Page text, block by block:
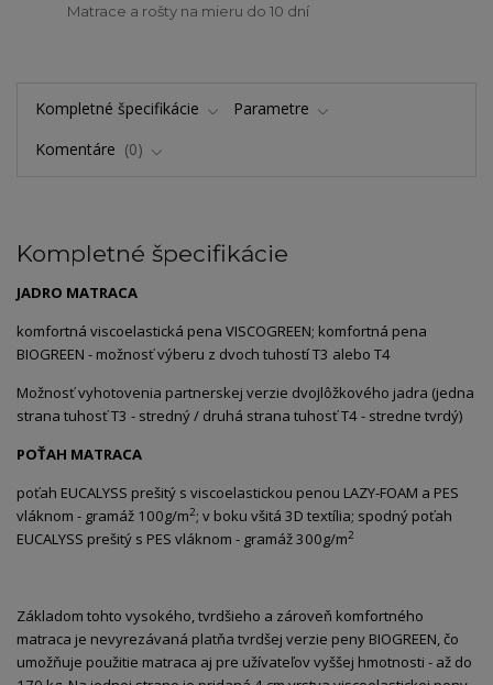
Matrace a rošty na mieru do 10 dní
Kompletné špecifikácie
Parametre
Komentáre
0
Kompletné špecifikácie
JADRO MATRACA
komfortná viscoelastická pena VISCOGREEN; komfortná pena
BIOGREEN - možnosť výberu z dvoch tuhostí T3 alebo T4
Možnosť vyhotovenia partnerskej verzie dvojlôžkového jadra (jedna
strana tuhosť T3 - stredný / druhá strana tuhosť T4 - stredne tvrdý)
POŤAH MATRACA
poťah EUCALYSS prešitý s viscoelastickou penou LAZY-FOAM a PES
vláknom - gramáž 100g/m2; v boku všitá 3D textília; spodný poťah
EUCALYSS prešitý s PES vláknom - gramáž 300g/m2
Základom tohto vysokého, tvrdšieho a zároveň komfortného
matraca je nevyrezávaná platňa tvrdšej verzie peny BIOGREEN, čo
umožňuje použitie matraca aj pre užívateľov vyššej hmotnosti - až do